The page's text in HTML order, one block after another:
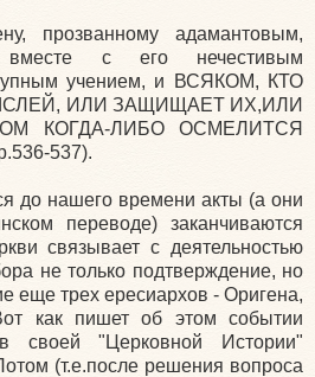
прозванному адамантовым,
вместе с его нечестивым
учением, и ВСЯКОМ, КТО
ИЛИ ЗАЩИЩАЕТ ИХ,ИЛИ
КОГДА-ЛИБО ОСМЕЛИТСЯ
537).
до нашего времени акты (а они
переводе) заканчиваются
связывает с деятельностью
не только подтверждение, но
еще трех ересиархов - Оригена,
как пишет об этом событии
своей "Церковной Истории"
(т.е.после решения вопроса